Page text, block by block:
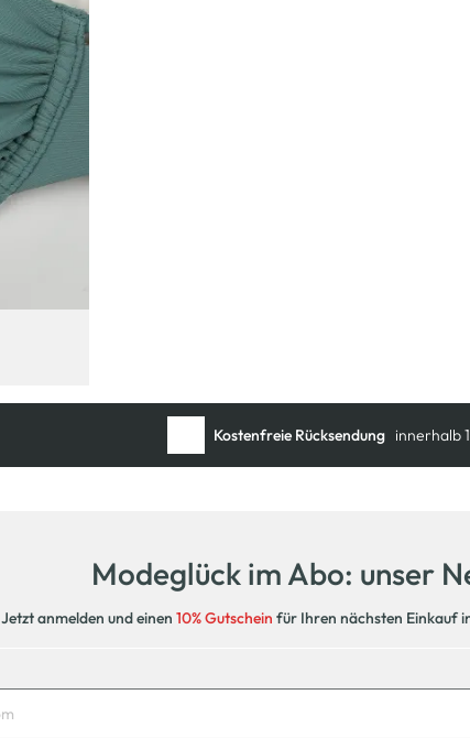
Kostenfreie Rücksendung innerhalb
Modeglück im Abo: unser
Jetzt anmelden und einen 10% Gutschein für Ihren nächsten Einkauf